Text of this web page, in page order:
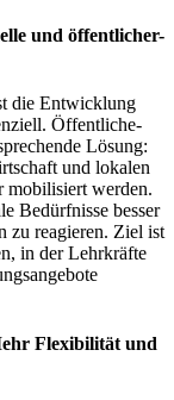
und öffentlicher-
die Entwicklung
Öffentliche-
Lösung:
und lokalen
mobilisiert werden.
Bedürfnisse besser
zu reagieren. Ziel ist
in der Lehrkräfte
Flexibilität und